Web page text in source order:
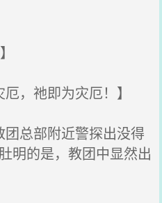
，祂即为灾厄！】
总部附近警探出没得
明的是，教团中显然出